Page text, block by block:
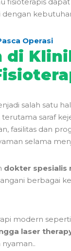
dengan
Operasi
di
salah satu
saraf
fasilitas dan
selama
dokter spesialis
berbagai
modern seperti
laser